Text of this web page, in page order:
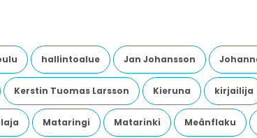
hallintoalue Jan Johansson
Kerstin Tuomas Larsson Kieruna kirjailija
Mataringi Matarinki Meänflaku